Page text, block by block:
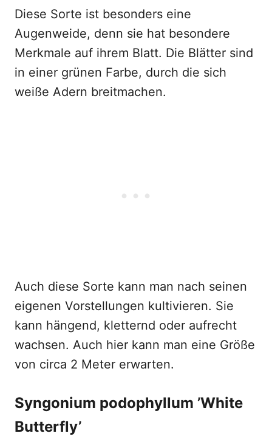
Diese Sorte ist besonders eine
Augenweide, denn sie hat besondere
Merkmale auf ihrem Blatt. Die Blätter sind
in einer grünen Farbe, durch die sich
weiße Adern breitmachen.
Auch diese Sorte kann man nach seinen
eigenen Vorstellungen kultivieren. Sie
kann hängend, kletternd oder aufrecht
wachsen. Auch hier kann man eine Größe
von circa 2 Meter erwarten.
Syngonium podophyllum ’White
Butterfly’